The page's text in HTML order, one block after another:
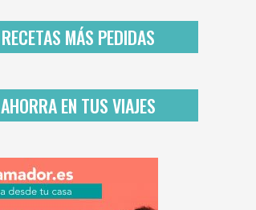
RECETAS MÁS PEDIDAS
AHORRA EN TUS VIAJES